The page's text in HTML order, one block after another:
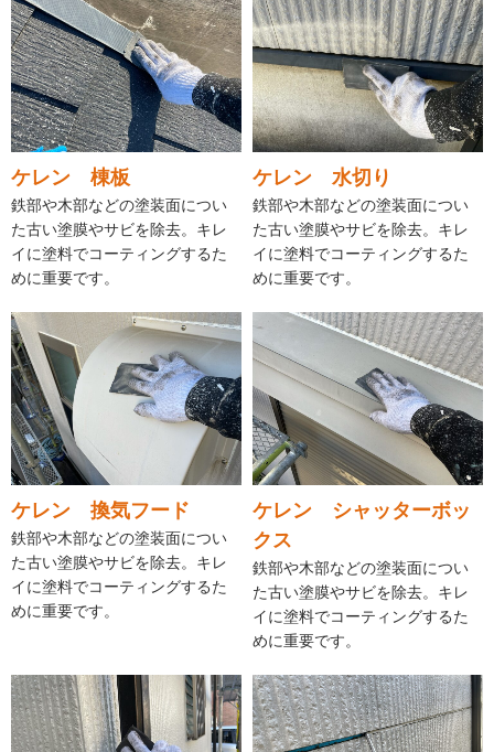
ケレン 棟板
鉄部や木部などの塗装面につい
た古い塗膜やサビを除去。キレ
イに塗料でコーティングするた
めに重要です。
ケレン 水切り
鉄部や木部などの塗装面につい
た古い塗膜やサビを除去。キレ
イに塗料でコーティングするた
めに重要です。
ケレン 換気フード
鉄部や木部などの塗装面につい
た古い塗膜やサビを除去。キレ
イに塗料でコーティングするた
めに重要です。
ケレン シャッターボッ
クス
鉄部や木部などの塗装面につい
た古い塗膜やサビを除去。キレ
イに塗料でコーティングするた
めに重要です。